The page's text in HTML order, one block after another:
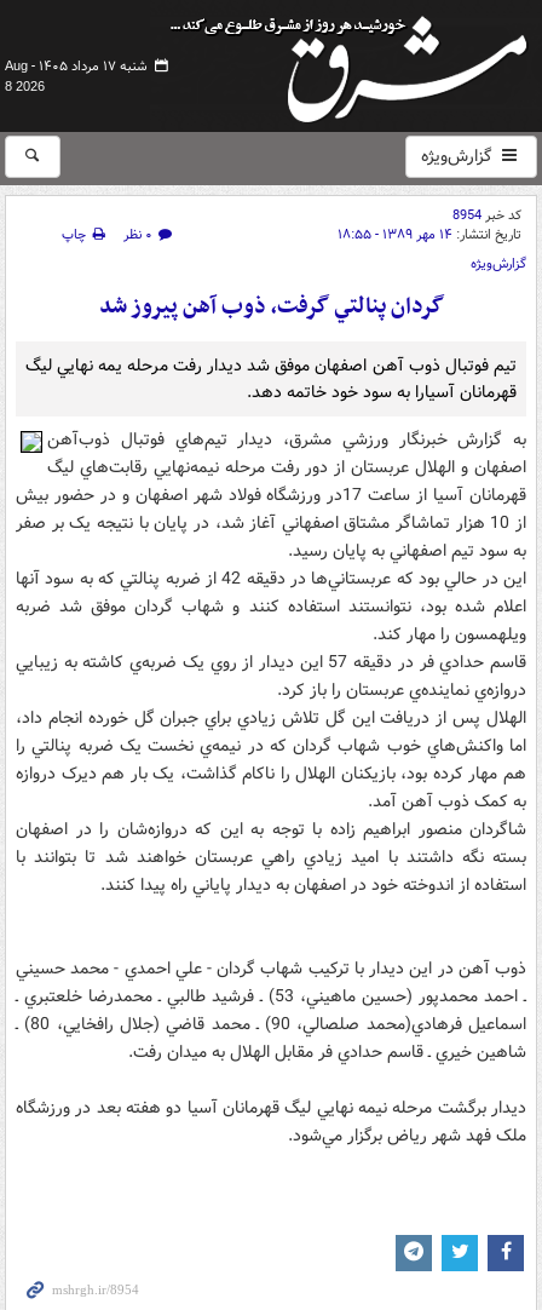
شنبه ۱۷ مرداد ۱۴۰۵ -
Aug
8 2026
گزارش‌ویژه
کد خبر8954
تاریخ انتشار: ۱۴ مهر ۱۳۸۹ - ۱۸:۵۵ ۰ نظر
چاپ
گزارش‌ویژه
گردان پنالتي گرفت، ذوب آهن پيروز شد
تيم فوتبال ذوب آهن اصفهان موفق شد ديدار رفت مرحله يمه نهايي ليگ
قهرمانان آسيارا به سود خود خاتمه دهد.
به گزارش خبرنگار ورزشي مشرق، ديدار تيم‌هاي فوتبال ذوب‌آهن
اصفهان و الهلال عربستان از دور رفت مرحله نيمه‌نهايي رقابت‌هاي ليگ
قهرمانان آسيا از ساعت 17در ورزشگاه فولاد شهر اصفهان و در حضور بيش
از 10 هزار تماشاگر مشتاق اصفهاني آغاز شد، در پايان با نتيجه يک بر صفر
به سود تيم اصفهاني به پايان رسيد.
اين در حالي بود که عربستاني‌ها در دقيقه 42 از ضربه پنالتي که به سود آنها
اعلام شده بود، نتوانستند استفاده کنند و شهاب گردان موفق شد ضربه
ويلهمسون را مهار کند.
قاسم حدادي فر در دقيقه 57 اين ديدار از روي يک ضربه‌ي کاشته به زيبايي
دروازه‌ي نماينده‌ي عربستان را باز کرد.
الهلال پس از دريافت اين گل تلاش زيادي براي جبران گل خورده انجام داد،
اما واکنش‌هاي خوب شهاب گردان که در نيمه‌ي نخست يک ضربه پنالتي را
هم مهار کرده بود، بازيکنان الهلال را ناکام گذاشت، يک بار هم ديرک دروازه
به کمک ذوب آهن آمد.
شاگردان منصور ابراهيم زاده با توجه به اين که دروازه‌شان را در اصفهان
بسته نگه داشتند با اميد زيادي راهي عربستان خواهند شد تا بتوانند با
استفاده از اندوخته خود در اصفهان به ديدار پاياني راه پيدا کنند.
ذوب آهن در اين ديدار با ترکيب شهاب گردان - علي احمدي - محمد حسيني
ـ احمد محمدپور (حسين ماهيني، 53) ـ فرشيد طالبي ـ محمدرضا خلعتبري ـ
اسماعيل فرهادي(محمد صلصالي، 90) ـ محمد قاضي (جلال رافخايي، 80) ـ
شاهين خيري ـ قاسم حدادي فر مقابل الهلال به ميدان رفت.
ديدار برگشت مرحله نيمه نهايي ليگ قهرمانان آسيا دو هفته بعد در ورزشگاه
ملک فهد شهر رياض برگزار مي‌شود.